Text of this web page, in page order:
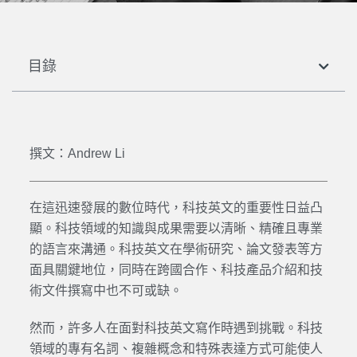
目錄
撰文：Andrew Li
在這迅速發展的數位時代， 科技英文的重要性日益凸
顯。 科技領域的知識與成果需要以清晰、精確且專業
的語言來溝通。 科技英文在學術研究、論文發表等方
面具關鍵地位，同時在跨國合作、 科技產品介紹和技
術文件撰寫中也不可或缺。
然而，許多人在面對科技英文寫作時遇到挑戰。科技
領域的專有名詞、複雜概念和特殊表達方式可能使人